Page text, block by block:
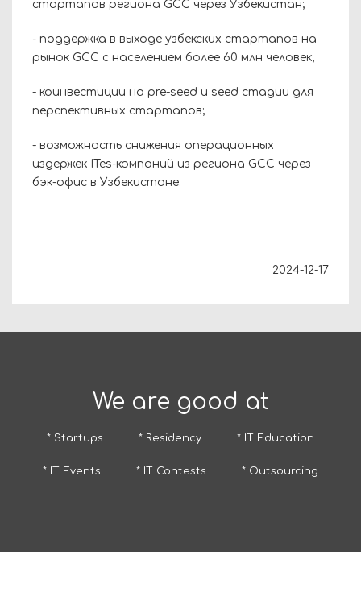
стартапов региона GCC через Узбекистан;
- поддержка в выходе узбекских стартапов на
рынок GCC с населением более 60 млн человек;
- коинвестиции на pre-seed и seed стадии для
перспективных стартапов;
- возможность снижения операционных
издержек ITes-компаний из региона GCC через
бэк-офис в Узбекистане.
2024-12-17
We are good at
* Startups * Residency * IT Education
* IT Events * IT Contests * Outsourcing